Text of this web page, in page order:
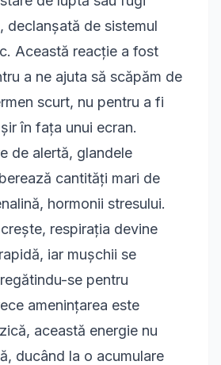
declanșată de sistemul
Această reacție a fost
a ne ajuta să scăpăm de
scurt, nu pentru a fi
în fața unui ecran.
de alertă, glandele
cantități mari de
hormonii stresului.
respirația devine
iar mușchii se
se pentru
amenințarea este
această energie nu
ducând la o acumulare